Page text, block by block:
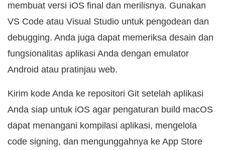
membuat versi iOS final dan merilisnya. Gunakan
VS Code atau Visual Studio untuk pengodean dan
debugging. Anda juga dapat memeriksa desain dan
fungsionalitas aplikasi Anda dengan emulator
Android atau pratinjau web.
Kirim kode Anda ke repositori Git setelah aplikasi
Anda siap untuk iOS agar pengaturan build macOS
dapat menangani kompilasi aplikasi, mengelola
code signing, dan mengunggahnya ke App Store